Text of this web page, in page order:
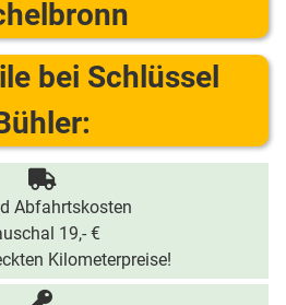
bei Schlüssel
Abfahrtskosten
19,- €
Kilometerpreise!